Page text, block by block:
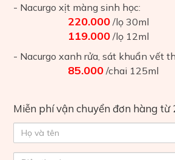
- Nacurgo xịt màng sinh học:
220.000 /lọ 30ml
119.000 /lọ 12ml
- Nacurgo xanh rửa, sát khuẩn vết
85.000 /chai 125ml
Miễn phí vận chuyển đơn hàng từ